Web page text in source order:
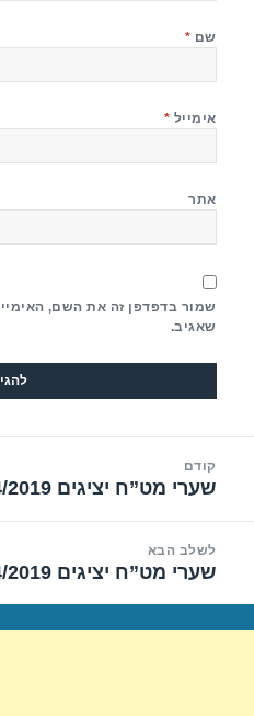
שם *
אימייל *
אתר
שמור בדפדפן זה את השם,
שאגיב.
קודם
הפוסט
שערי מט”ח יציגים 12/04/2019
לשלב הבא
הפוסט
שערי מט”ח יציגים 16/04/2019